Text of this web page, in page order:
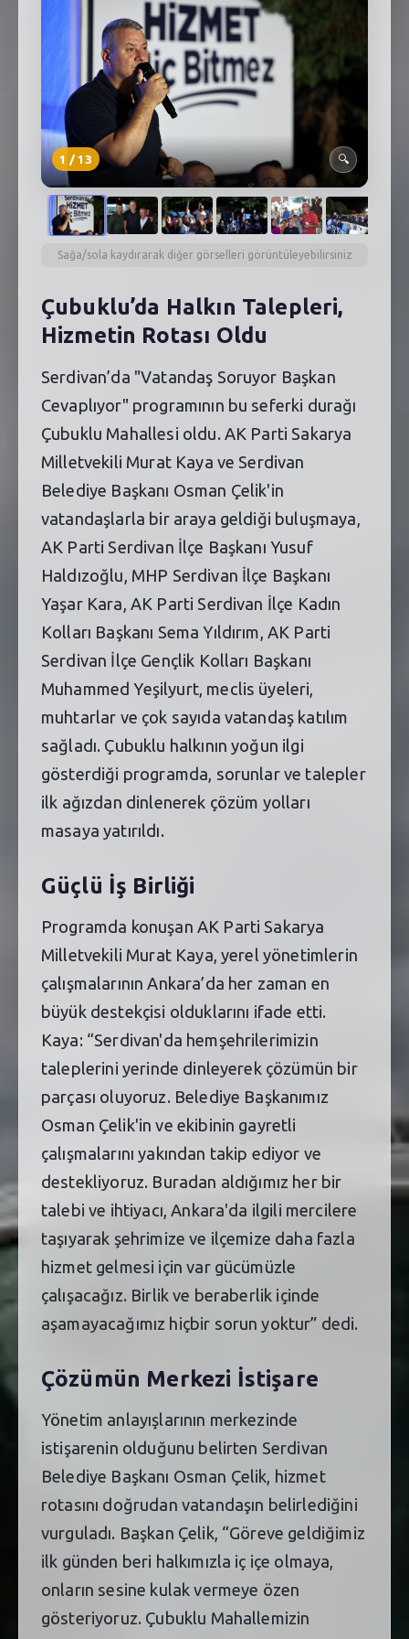
1 /13 🔍
Sağa/sola kaydırarak diğer görselleri görüntüleyebilirsiniz
Çubuklu’da Halkın Talepleri,
Hizmetin Rotası Oldu
Serdivan’da "Vatandaş Soruyor Başkan
Cevaplıyor" programının bu seferki durağı
Çubuklu Mahallesi oldu. AK Parti Sakarya
Milletvekili Murat Kaya ve Serdivan
Belediye Başkanı Osman Çelik'in
vatandaşlarla bir araya geldiği buluşmaya,
AK Parti Serdivan İlçe Başkanı Yusuf
Haldızoğlu, MHP Serdivan İlçe Başkanı
Yaşar Kara, AK Parti Serdivan İlçe Kadın
Kolları Başkanı Sema Yıldırım, AK Parti
Serdivan İlçe Gençlik Kolları Başkanı
Muhammed Yeşilyurt, meclis üyeleri,
muhtarlar ve çok sayıda vatandaş katılım
sağladı. Çubuklu halkının yoğun ilgi
gösterdiği programda, sorunlar ve talepler
ilk ağızdan dinlenerek çözüm yolları
masaya yatırıldı.
Güçlü İş Birliği
Programda konuşan AK Parti Sakarya
Milletvekili Murat Kaya, yerel yönetimlerin
çalışmalarının Ankara’da her zaman en
büyük destekçisi olduklarını ifade etti.
Kaya: “Serdivan'da hemşehrilerimizin
taleplerini yerinde dinleyerek çözümün bir
parçası oluyoruz. Belediye Başkanımız
Osman Çelik'in ve ekibinin gayretli
çalışmalarını yakından takip ediyor ve
destekliyoruz. Buradan aldığımız her bir
talebi ve ihtiyacı, Ankara'da ilgili mercilere
taşıyarak şehrimize ve ilçemize daha fazla
hizmet gelmesi için var gücümüzle
çalışacağız. Birlik ve beraberlik içinde
aşamayacağımız hiçbir sorun yoktur” dedi.
Çözümün Merkezi İstişare
Yönetim anlayışlarının merkezinde
istişarenin olduğunu belirten Serdivan
Belediye Başkanı Osman Çelik, hizmet
rotasını doğrudan vatandaşın belirlediğini
vurguladı. Başkan Çelik, “Göreve geldiğimiz
ilk günden beri halkımızla iç içe olmaya,
onların sesine kulak vermeye özen
gösteriyoruz. Çubuklu Mahallemizin
SEBİK
E NÖBETÇI ECZANELER
SABSIS - AFET
KÜREK
PARKLAR
PAZAR YERLERI
PLANETARYUM